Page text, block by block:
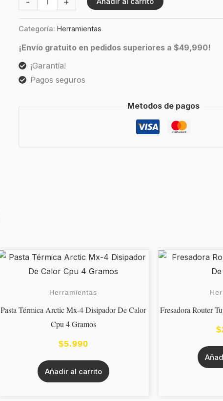
Categoría: Herramientas
¡Envío gratuito en pedidos superiores a $49,990!
¡Garantía!
Pagos seguros
Metodos de pagos
Herramientas
Pasta Térmica Arctic Mx-4 Disipador De Calor
Cpu 4 Gramos
$5.990
Añadir al carrito
Fresadora Router
$